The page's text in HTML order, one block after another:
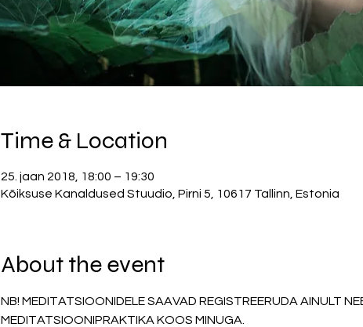
Time & Location
25. jaan 2018, 18:00 – 19:30
Kõiksuse Kanaldused Stuudio, Pirni 5, 10617 Tallinn, Estonia
About the event
NB! MEDITATSIOONIDELE SAAVAD REGISTREERUDA AINULT
MEDITATSIOONIPRAKTIKA KOOS MINUGA.